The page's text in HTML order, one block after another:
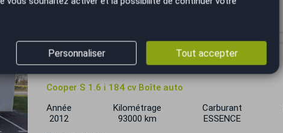
Mini Countryman
Cooper S 1.6 i 184 cv Boîte auto
Année
2012
Kilométrage
93000 km
Carburant
ESSENCE
Tout accepter
Personnaliser